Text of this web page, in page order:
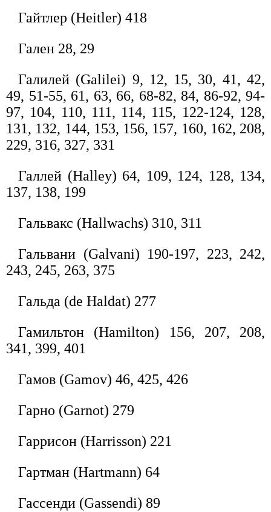
Гайтлер (Heitler) 418
Гален 28, 29
Галилей (Galilei) 9, 12, 15, 30, 41, 42,
49, 51-55, 61, 63, 66, 68-82, 84, 86-92, 94-
97, 104, 110, 111, 114, 115, 122-124, 128,
131, 132, 144, 153, 156, 157, 160, 162, 208,
229, 316, 327, 331
Галлей (Halley) 64, 109, 124, 128, 134,
137, 138, 199
Гальвакс (Hallwachs) 310, 311
Гальвани (Galvani) 190-197, 223, 242,
243, 245, 263, 375
Гальда (de Haldat) 277
Гамильтон (Hamilton) 156, 207, 208,
341, 399, 401
Гамов (Gamov) 46, 425, 426
Гарно (Garnot) 279
Гаррисон (Harrisson) 221
Гартман (Hartmann) 64
Гассенди (Gassendi) 89